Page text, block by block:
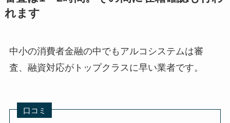
れます
中小の消費者金融の中でもアルコシステムは審
査、融資対応がトップクラスに早い業者です。
口コミ